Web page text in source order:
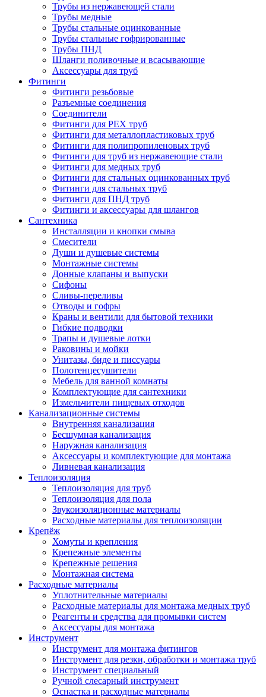
Трубы из нержавеющей стали
Трубы медные
Трубы стальные оцинкованные
Трубы стальные гофрированные
Трубы ПНД
Шланги поливочные и всасывающие
Аксессуары для труб
Фитинги
Фитинги резьбовые
Разъемные соединения
Соединители
Фитинги для PEX труб
Фитинги для металлопластиковых труб
Фитинги для полипропиленовых труб
Фитинги для труб из нержавеющие стали
Фитинги для медных труб
Фитинги для стальных оцинкованных труб
Фитинги для стальных труб
Фитинги для ПНД труб
Фитинги и аксессуары для шлангов
Сантехника
Инсталляции и кнопки смыва
Смесители
Души и душевые системы
Монтажные системы
Донные клапаны и выпуски
Сифоны
Сливы-переливы
Отводы и гофры
Краны и вентили для бытовой техники
Гибкие подводки
Трапы и душевые лотки
Раковины и мойки
Унитазы, биде и писсуары
Полотенцесушители
Мебель для ванной комнаты
Комплектующие для сантехники
Измельчители пищевых отходов
Канализационные системы
Внутренняя канализация
Бесшумная канализация
Наружная канализация
Аксессуары и комплектующие для монтажа
Ливневая канализация
Теплоизоляция
Теплоизоляция для труб
Теплоизоляция для пола
Звукоизоляционные материалы
Расходные материалы для теплоизоляции
Крепёж
Хомуты и крепления
Крепежные элементы
Крепежные решения
Монтажная система
Расходные материалы
Уплотнительные материалы
Расходные материалы для монтажа медных труб
Реагенты и средства для промывки систем
Аксессуары для монтажа
Инструмент
Инструмент для монтажа фитингов
Инструмент для резки, обработки и монтажа труб
Инструмент специальный
Ручной слесарный инструмент
Оснастка и расходные материалы